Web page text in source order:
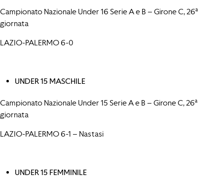
Campionato Nazionale Under 16 Serie A e B – Girone C, 26ª
giornata
LAZIO-PALERMO 6-0
UNDER 15 MASCHILE
Campionato Nazionale Under 15 Serie A e B – Girone C, 26ª
giornata
LAZIO-PALERMO 6-1 – Nastasi
UNDER 15 FEMMINILE